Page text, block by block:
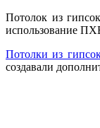
Потолок из
использование
Потолки из
создавали